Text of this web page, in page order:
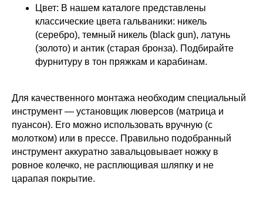
Цвет: В нашем каталоге представлены
классические цвета гальваники: никель
(серебро), темный никель (black gun), латунь
(золото) и антик (старая бронза). Подбирайте
фурнитуру в тон пряжкам и карабинам.
Для качественного монтажа необходим специальный
инструмент — установщик люверсов (матрица и
пуансон). Его можно использовать вручную (с
молотком) или в прессе. Правильно подобранный
инструмент аккуратно завальцовывает ножку в
ровное колечко, не расплющивая шляпку и не
царапая покрытие.